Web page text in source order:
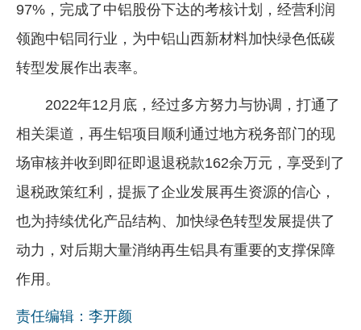
97%，完成了中铝股份下达的考核计划，经营利润
领跑中铝同行业，为中铝山西新材料加快绿色低碳
转型发展作出表率。
2022年12月底，经过多方努力与协调，打通了
相关渠道，再生铝项目顺利通过地方税务部门的现
场审核并收到即征即退退税款162余万元，享受到了
退税政策红利，提振了企业发展再生资源的信心，
也为持续优化产品结构、加快绿色转型发展提供了
动力，对后期大量消纳再生铝具有重要的支撑保障
作用。
责任编辑：李开颜